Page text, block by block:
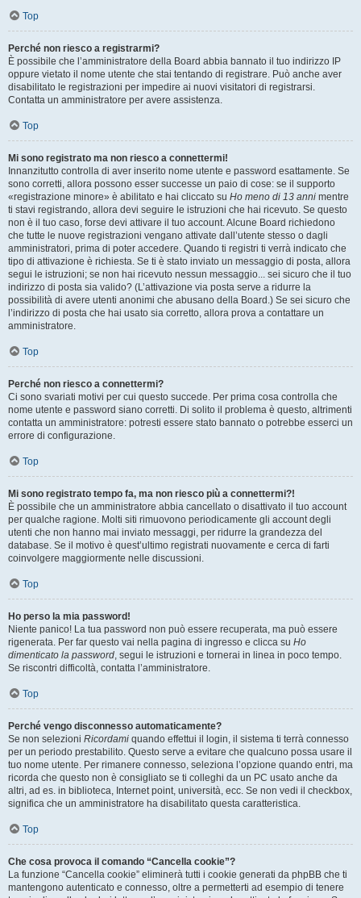
Top
Perché non riesco a registrarmi?
È possibile che l’amministratore della Board abbia bannato il tuo indirizzo IP
oppure vietato il nome utente che stai tentando di registrare. Può anche aver
disabilitato le registrazioni per impedire ai nuovi visitatori di registrarsi.
Contatta un amministratore per avere assistenza.
Top
Mi sono registrato ma non riesco a connettermi!
Innanzitutto controlla di aver inserito nome utente e password esattamente. Se
sono corretti, allora possono esser successe un paio di cose: se il supporto
«registrazione minore» è abilitato e hai cliccato su Ho meno di 13 anni mentre
ti stavi registrando, allora devi seguire le istruzioni che hai ricevuto. Se questo
non è il tuo caso, forse devi attivare il tuo account. Alcune Board richiedono
che tutte le nuove registrazioni vengano attivate dall’utente stesso o dagli
amministratori, prima di poter accedere. Quando ti registri ti verrà indicato che
tipo di attivazione è richiesta. Se ti è stato inviato un messaggio di posta, allora
segui le istruzioni; se non hai ricevuto nessun messaggio... sei sicuro che il tuo
indirizzo di posta sia valido? (L’attivazione via posta serve a ridurre la
possibilità di avere utenti anonimi che abusano della Board.) Se sei sicuro che
l’indirizzo di posta che hai usato sia corretto, allora prova a contattare un
amministratore.
Top
Perché non riesco a connettermi?
Ci sono svariati motivi per cui questo succede. Per prima cosa controlla che
nome utente e password siano corretti. Di solito il problema è questo, altrimenti
contatta un amministratore: potresti essere stato bannato o potrebbe esserci un
errore di configurazione.
Top
Mi sono registrato tempo fa, ma non riesco più a connettermi?!
È possibile che un amministratore abbia cancellato o disattivato il tuo account
per qualche ragione. Molti siti rimuovono periodicamente gli account degli
utenti che non hanno mai inviato messaggi, per ridurre la grandezza del
database. Se il motivo è quest’ultimo registrati nuovamente e cerca di farti
coinvolgere maggiormente nelle discussioni.
Top
Ho perso la mia password!
Niente panico! La tua password non può essere recuperata, ma può essere
rigenerata. Per far questo vai nella pagina di ingresso e clicca su Ho
dimenticato la password, segui le istruzioni e tornerai in linea in poco tempo.
Se riscontri difficoltà, contatta l’amministratore.
Top
Perché vengo disconnesso automaticamente?
Se non selezioni Ricordami quando effettui il login, il sistema ti terrà connesso
per un periodo prestabilito. Questo serve a evitare che qualcuno possa usare il
tuo nome utente. Per rimanere connesso, seleziona l’opzione quando entri, ma
ricorda che questo non è consigliato se ti colleghi da un PC usato anche da
altri, ad es. in biblioteca, Internet point, università, ecc. Se non vedi il checkbox,
significa che un amministratore ha disabilitato questa caratteristica.
Top
Che cosa provoca il comando “Cancella cookie”?
La funzione “Cancella cookie” eliminerà tutti i cookie generati da phpBB che ti
mantengono autenticato e connesso, oltre a permetterti ad esempio di tenere